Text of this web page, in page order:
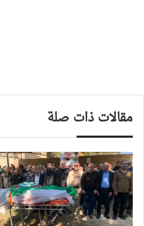
مقالات ذات صلة